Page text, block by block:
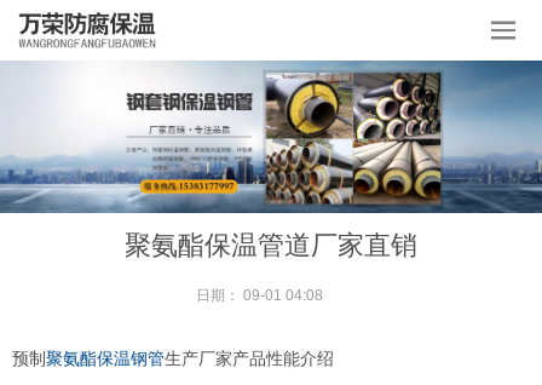
聚氨酯保温管道厂家直销
日期： 09-01 04:08
预制聚氨酯保温钢管生产厂家产品性能介绍